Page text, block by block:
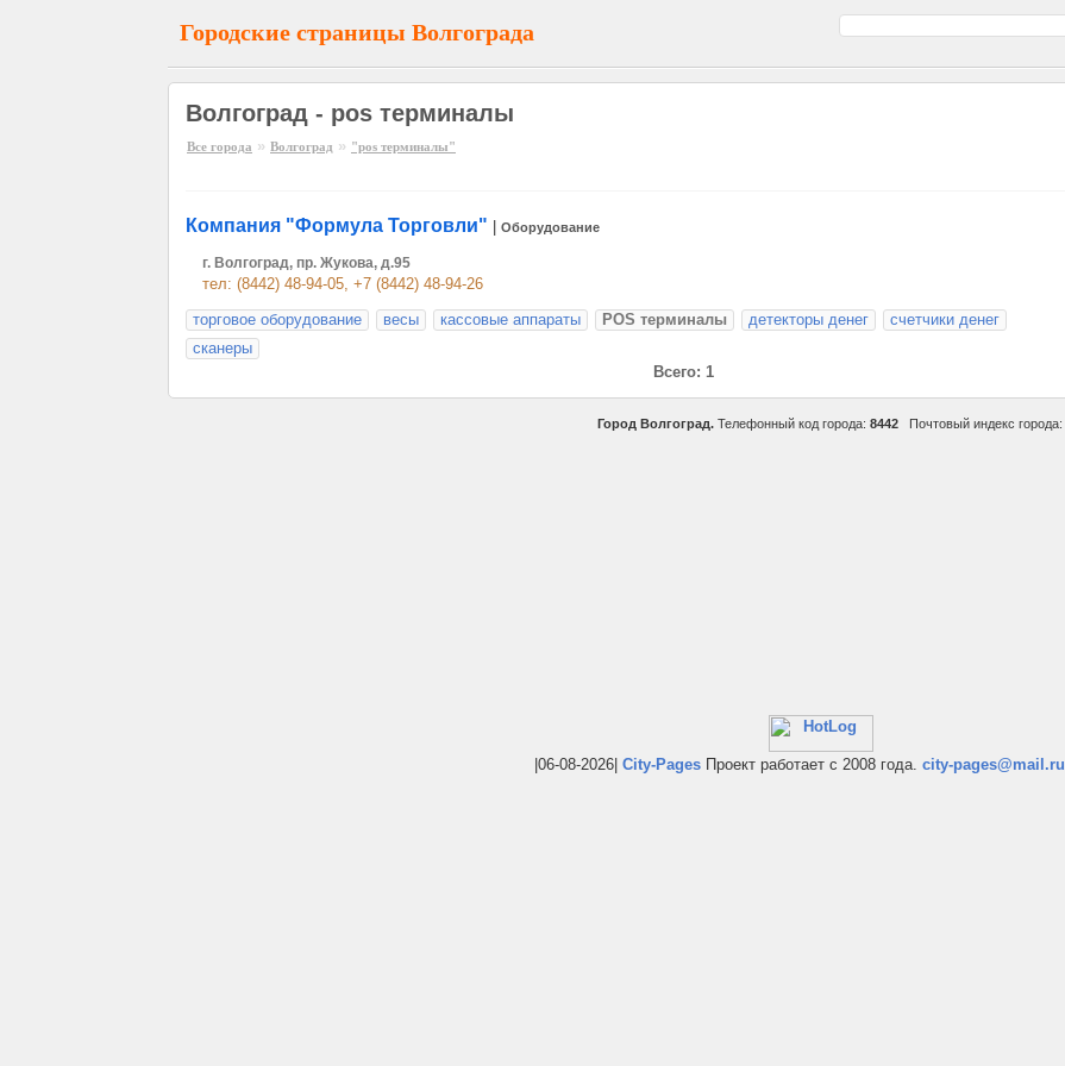
Городские страницы Волгограда
Волгоград - pos терминалы
Все города » Волгоград » "pos терминалы"
Компания "Формула Торговли" Оборудование
г. Волгоград, пр. Жукова, д.95
тел: (8442) 48-94-05, +7 (8442) 48-94-26
торговое оборудование
весы кассовые аппараты POS терминалы детекторы денег
счетчики денег
сканеры
Всего: 1
Город Волгоград. Телефонный код города: 8442 Почтовый индекс города:
|06-08-2026| City-Pages Проект работает с 2008 года. city-pages@mail.ru